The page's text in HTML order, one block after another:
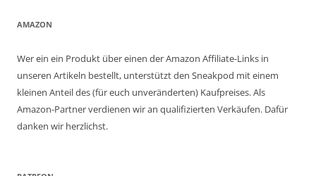
AMAZON
Wer ein ein Produkt über einen der Amazon Affiliate-Links in
unseren Artikeln bestellt, unterstützt den Sneakpod mit einem
kleinen Anteil des (für euch unveränderten) Kaufpreises. Als
Amazon-Partner verdienen wir an qualifizierten Verkäufen. Dafür
danken wir herzlichst.